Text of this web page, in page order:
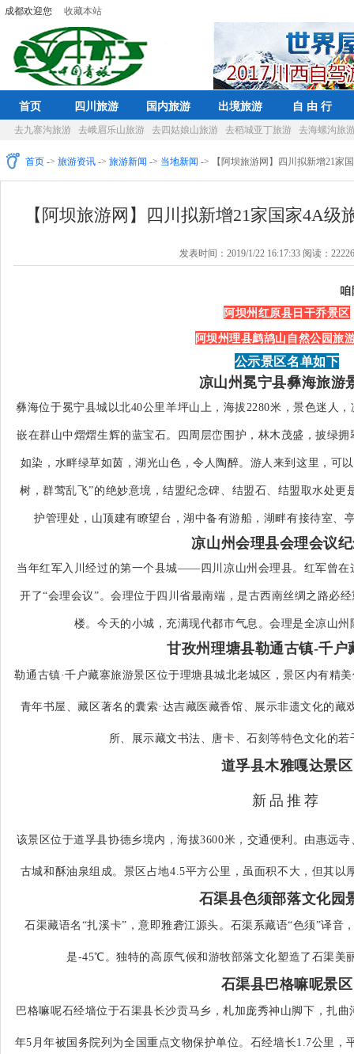
成都欢迎您 收藏本站
首页 四川旅游 国内旅游 出境旅游 自 由 行
去九寨沟旅游 去峨眉乐山旅游 去四姑娘山旅游 去稻城亚丁旅游 去海螺沟旅
首页 -> 旅游资讯 -> 旅游新闻 -> 当地新闻 -> 【阿坝旅游网】四川拟新增21家
【阿坝旅游网】四川拟新增21家国家4A级
榜！
发表时间：2019/1/22 16:17:33 阅读：
阿坝州红原县日干乔景区
阿坝州理县鹧鸪山自然公园旅
公示景区名单如下
凉山州冕宁县彝海旅游
彝海位于冕宁县城以北40公里羊坪山上，海拔2280米，景色迷人
嵌在群山中熠熠生辉的蓝宝石。四周层峦围护，林木茂盛，披绿
如染，水畔绿草如茵，湖光山色，令人陶醉。游人来到这里，可
树，群莺乱飞”的绝妙意境，结盟纪念碑、结盟石、结盟取水处
护管理处，山顶建有瞭望台，湖中备有游船，湖畔有接待室、
凉山州会理县会理会议
当年红军入川经过的第一个县城——四川凉山州会理县。红军曾在
开了“会理会议”。会理位于四川省最南端，是古西南丝绸之路必
楼。今天的小城，充满现代都市气息。会理是全凉山
甘孜州理塘县勒通古镇-千户
勒通古镇·千户藏寨旅游景区位于理塘县城北老城区，景区内有精
青年书屋、藏区著名的囊索·达吉藏医藏香馆、展示非遗文化的
所、展示藏文书法、唐卡、石刻等特色文化的
道孚县木雅嘎达景区
新品推荐
该景区位于道孚县协德乡境内，海拔3600米，交通便利。由惠远
古城和酥油泉组成。景区占地4.5平方公里，虽面积不大，但其以
石渠县色须部落文化园
石渠藏语名“扎溪卡”，意即雅砻江源头。石渠系藏语“色须”译
是-45℃。独特的高原气候和游牧部落文化塑造了石渠美
石渠县巴格嘛呢景区
巴格嘛呢石经墙位于石渠县长沙贡马乡，札加庞秀神山脚下，扎
年5月年被国务院列为全国重点文物保护单位。石经墙长1.7公里，